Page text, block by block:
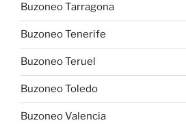
Buzoneo Tarragona
Buzoneo Tenerife
Buzoneo Teruel
Buzoneo Toledo
Buzoneo Valencia